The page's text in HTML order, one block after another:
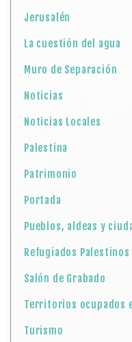
Jerusalén
La cuestión del agua
Muro de Separación
Noticias
Noticias Locales
Palestina
Patrimonio
Portada
Pueblos, aldeas y
Refugiados Palestinos
Salón de Grabado
Territorios ocupados
Turismo